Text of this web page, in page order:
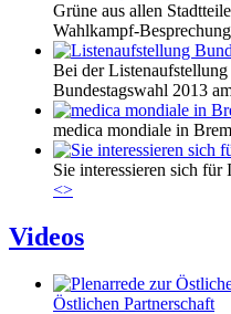
Grüne aus allen
Wahlkampf-Besprechung
Bei der
Bundestagswahl 2013
medica mondiale in
Sie interessieren sich
<>
Videos
Östlichen Partnerschaft